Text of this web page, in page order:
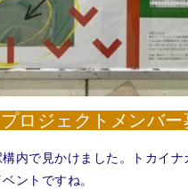
ロジェクトメンバー
構内で見かけました。トカイナ
ントですね。